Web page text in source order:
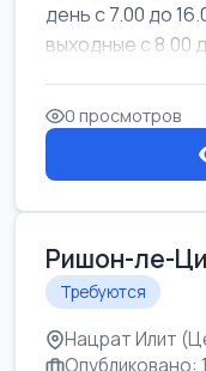
день с 7.00 до
выходные с 8.00
0 просмотров
Ришон-ле-
Требуются
Нацрат Илит
Опубликовано: